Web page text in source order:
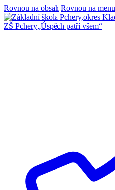
Rovnou na obsah Rovnou na menu
ZŠ Pchery„Úspěch patří všem“